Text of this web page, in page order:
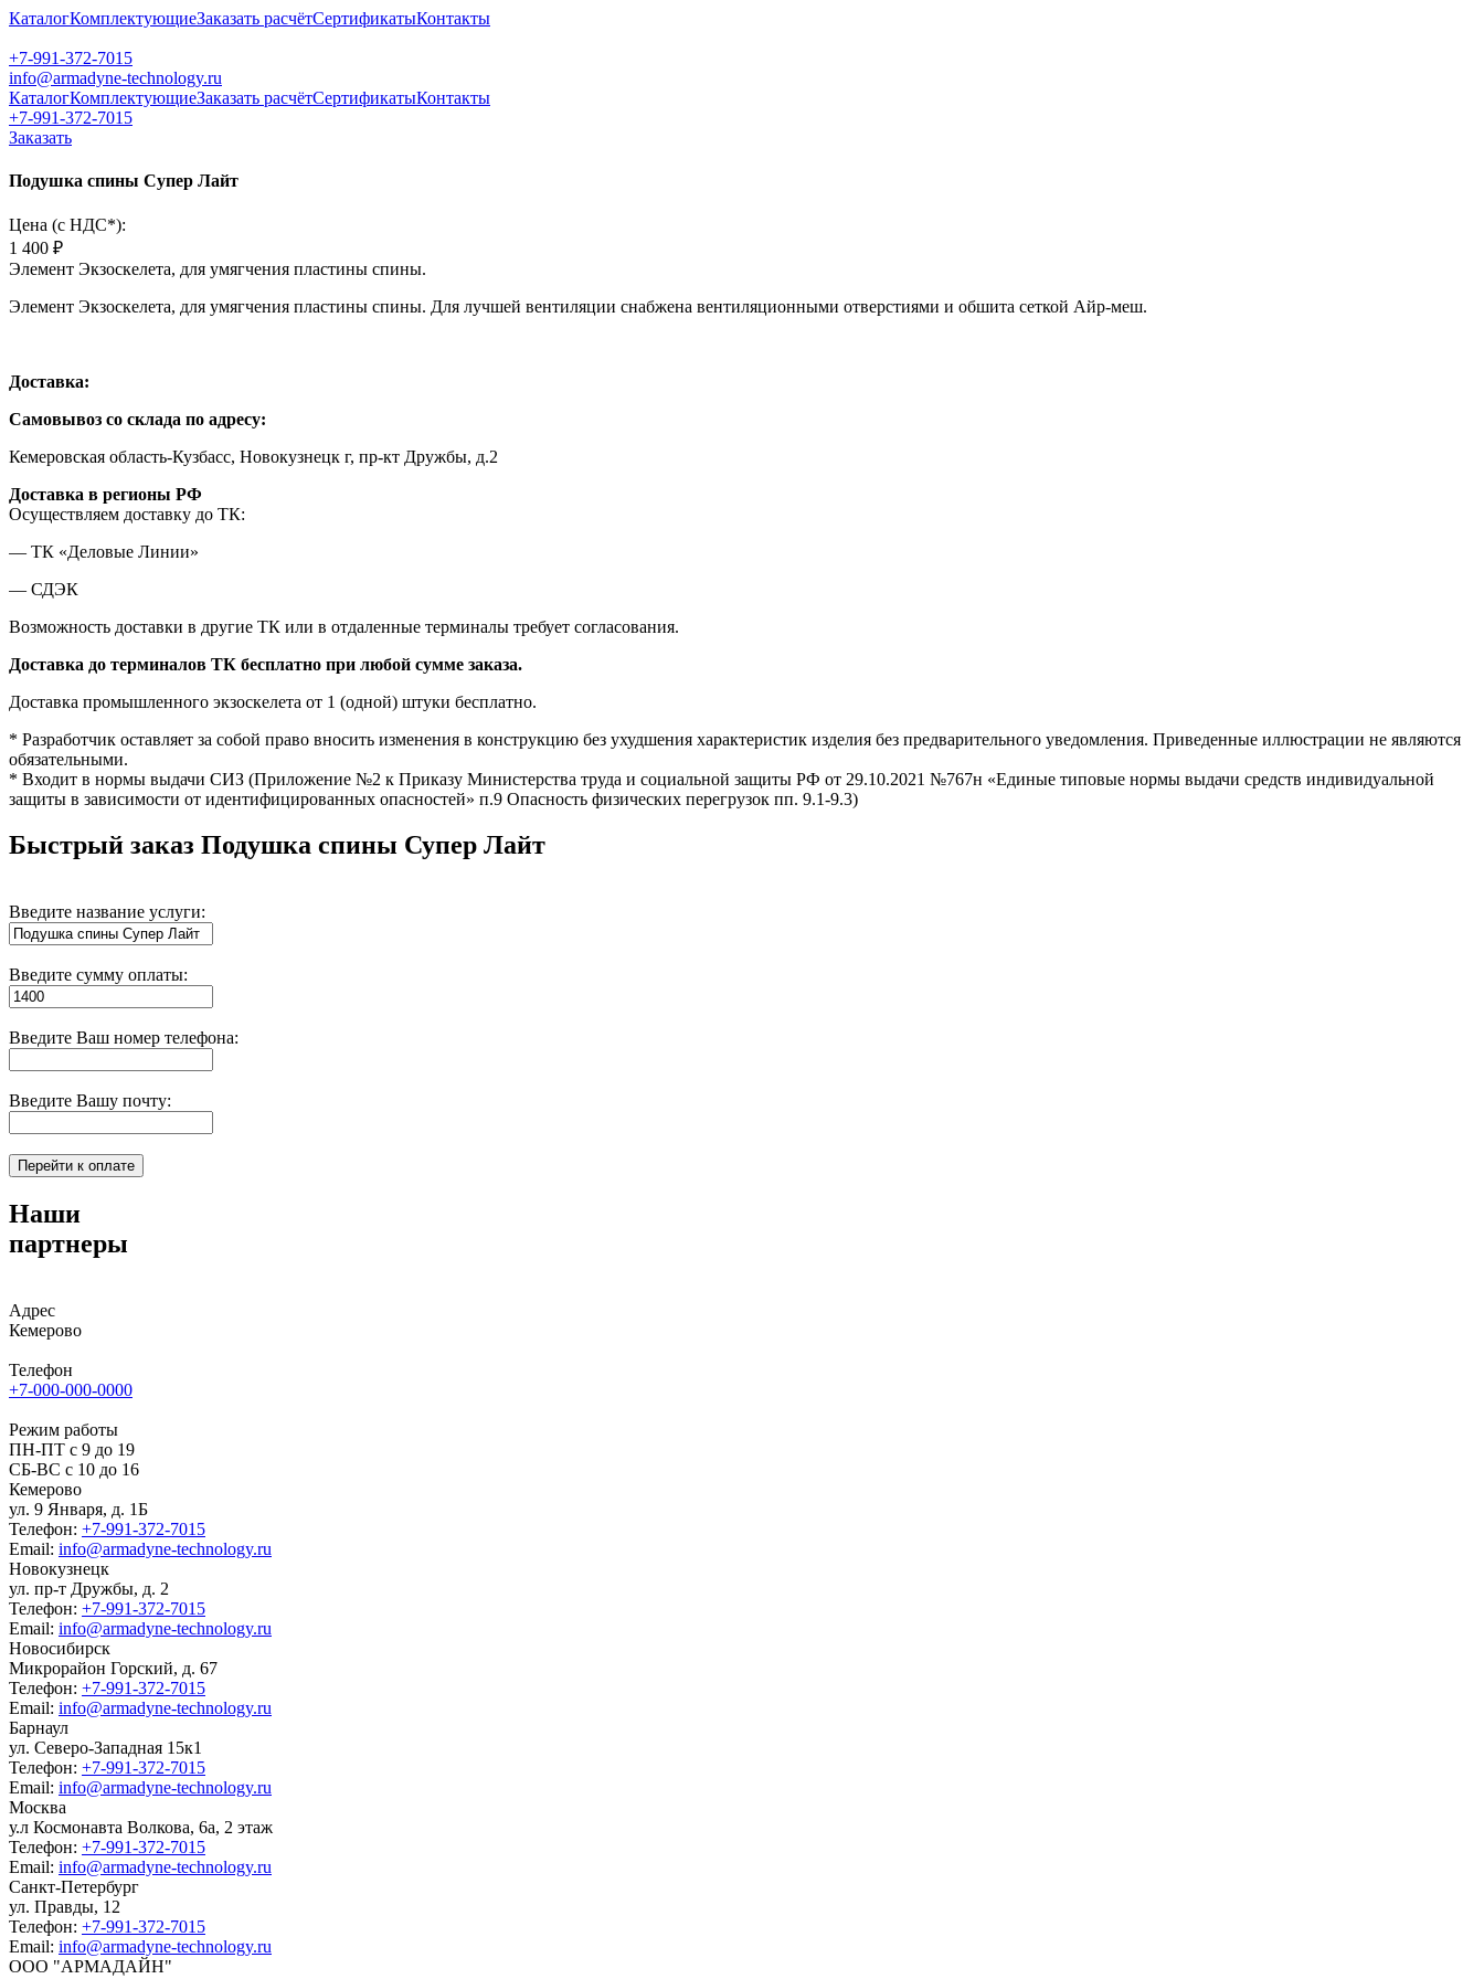
КаталогКомплектующиеЗаказать расчётСертификатыКонтакты
+7-991-372-7015
info@armadyne-technology.ru
КаталогКомплектующиеЗаказать расчётСертификатыКонтакты
+7-991-372-7015
Заказать
Подушка спины Супер Лайт
Цена (c НДС*):
1 400 ₽
Элемент Экзоскелета, для умягчения пластины спины.
Элемент Экзоскелета, для умягчения пластины спины. Для лучшей вентиляции снабжена вентиляционными отверстиями и обшита сеткой Айр-меш.
Доставка:
Самовывоз со склада по адресу:
Кемеровская область-Кузбасс, Новокузнецк г, пр-кт Дружбы, д.2
Доставка в регионы РФ
Осуществляем доставку до ТК:
— ТК «Деловые Линии»
— СДЭК
Возможность доставки в другие ТК или в отдаленные терминалы требует согласования.
Доставка до терминалов ТК бесплатно при любой сумме заказа.
Доставка промышленного экзоскелета от 1 (одной) штуки бесплатно.
* Разработчик оставляет за собой право вносить изменения в конструкцию без ухудшения характеристик изделия без предварительного уведомления. Приведенные иллюстрации не являются
обязательными.
* Входит в нормы выдачи СИЗ (Приложение №2 к Приказу Министерства труда и социальной защиты РФ от 29.10.2021 №767н «Единые типовые нормы выдачи средств индивидуальной
защиты в зависимости от идентифицированных опасностей» п.9 Опасность физических перегрузок пп. 9.1-9.3)
Быстрый заказ Подушка спины Супер Лайт
Введите название услуги:
Введите сумму оплаты:
Введите Ваш номер телефона:
Введите Вашу почту:
Наши
партнеры
Адрес
Кемерово
Телефон
+7-000-000-0000
Режим работы
ПН-ПТ с 9 до 19
СБ-ВС с 10 до 16
Кемерово
ул. 9 Января, д. 1Б
Телефон: +7-991-372-7015
Email: info@armadyne-technology.ru
Новокузнецк
ул. пр-т Дружбы, д. 2
Телефон: +7-991-372-7015
Email: info@armadyne-technology.ru
Новосибирск
Микрорайон Горский, д. 67
Телефон: +7-991-372-7015
Email: info@armadyne-technology.ru
Барнаул
ул. Северо-Западная 15к1
Телефон: +7-991-372-7015
Email: info@armadyne-technology.ru
Москва
у.л Космонавта Волкова, 6а, ​2 этаж
Телефон: +7-991-372-7015
Email: info@armadyne-technology.ru
Санкт-Петербург
ул. Правды, 12
Телефон: +7-991-372-7015
Email: info@armadyne-technology.ru
ООО "АРМАДАЙН"